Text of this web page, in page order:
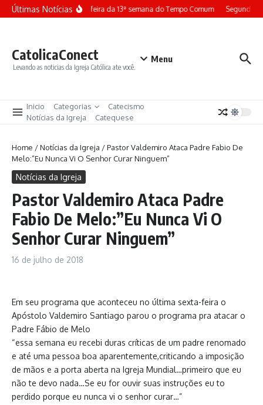
Ir para o conteúdo
Últimas NotíciasTerça-feira da 13ª semana do Tempo Comum Segunda-
CatolicaConect
Levando as noticias da Igreja Católica ate você.
Menu
Inicio Categorias
Catecismo
Notícias da Igreja
Catequese
Home /Notícias da Igreja /Pastor Valdemiro Ataca Padre Fabio De
Melo:”Eu Nunca Vi O Senhor Curar Ninguem”
Notícias da Igreja
Pastor Valdemiro Ataca Padre
Fabio De Melo:”Eu Nunca Vi O
Senhor Curar Ninguem”
16 de julho de 2018
Em seu programa que aconteceu no última sexta-feira o
Apóstolo Valdemiro Santiago parou o programa pra atacar o
Padre Fábio de Melo
“essa semana eu recebi duras críticas de um padre renomado
e até uma pessoa boa aparentemente,criticando a imposição
de mãos e a porta aberta na Igreja Mundial…primeiro que eu
não te devo nada…Se eu for ouvir suas instruções eu to
perdido porque eu nunca vi o senhor curar…”